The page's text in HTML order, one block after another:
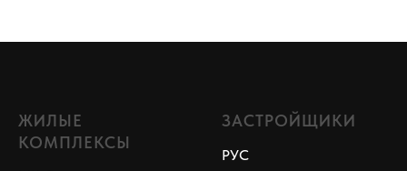
ЖИЛЫЕ
КОМПЛЕКСЫ
ЗАСТРОЙЩИКИ
РУС